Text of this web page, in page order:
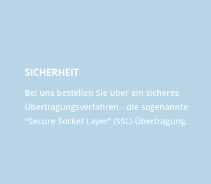
SICHERHEIT
Bei uns bestellen Sie über ein sicheres
Übertragungsverfahren - die sogenannte
"Secure Socket Layer" (SSL)-Übertragung.